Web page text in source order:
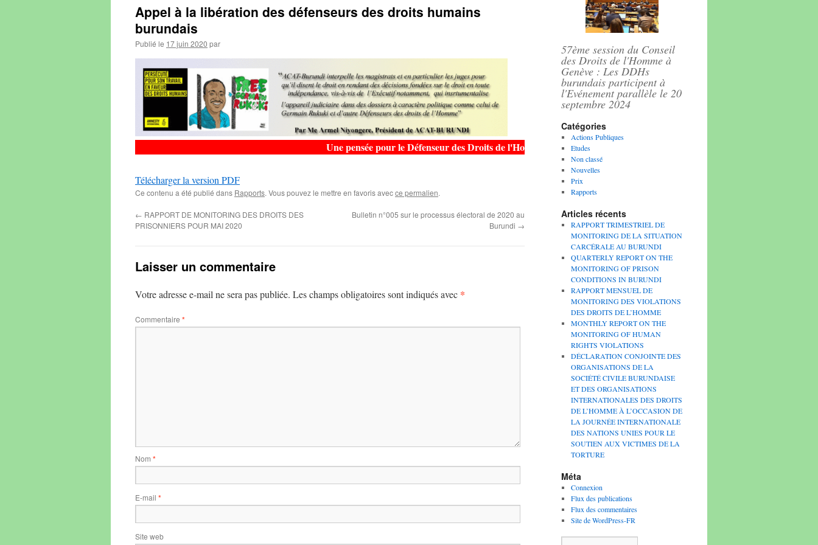
Appel à la libération des défenseurs des droits humains
burundais
Publié le 17 juin 2020 par
Une pensée pour le Défenseur des Droits de l'Homme burundais Germain Rukuki qui, condamné à 32 ans de prison,
Télécharger la version PDF
Ce contenu a été publié dans Rapports. Vous pouvez le mettre en favoris avecce permalien.
← RAPPORT DE MONITORING DES DROITS DES
PRISONNIERS POUR MAI 2020
Bulletin n°005 sur le processus électoral de 2020 au
Burundi →
Laisser un commentaire
Votre adresse e-mail ne sera pas publiée. Les champs obligatoires sont indiqués avec *
Commentaire *
Nom *
E-mail *
Site web
57ème session du Conseil
des Droits de l'Homme à
Genève : Les DDHs
burundais participent à
l'Evénement parallèle le 20
septembre 2024
Catégories
Actions Publiques
Etudes
Non classé
Nouvelles
Prix
Rapports
Articles récents
RAPPORT TRIMESTRIEL DE
MONITORING DE LA SITUATION
CARCÉRALE AU BURUNDI
QUARTERLY REPORT ON THE
MONITORING OF PRISON
CONDITIONS IN BURUNDI
RAPPORT MENSUEL DE
MONITORING DES VIOLATIONS
DES DROITS DE L’HOMME
MONTHLY REPORT ON THE
MONITORING OF HUMAN
RIGHTS VIOLATIONS
DÉCLARATION CONJOINTE DES
ORGANISATIONS DE LA
SOCIÉTÉ CIVILE BURUNDAISE
ET DES ORGANISATIONS
INTERNATIONALES DES DROITS
DE L’HOMME À L’OCCASION DE
LA JOURNÉE INTERNATIONALE
DES NATIONS UNIES POUR LE
SOUTIEN AUX VICTIMES DE LA
TORTURE
Méta
Connexion
Flux des publications
Flux des commentaires
Site de WordPress-FR